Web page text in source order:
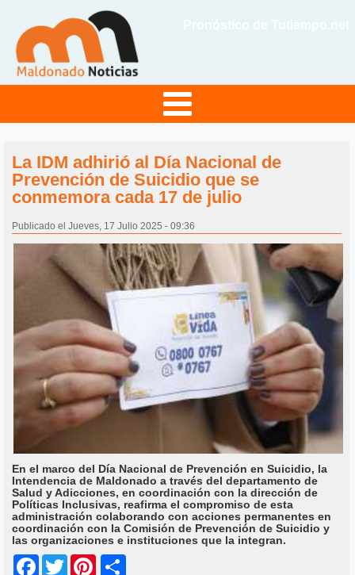
La IDM adhirió al Día Nacional de
Prevención de Suicidio que se
conmemora cada 17 de julio
Publicado el Jueves, 17 Julio 2025 - 09:36
En el marco del Día Nacional de Prevención en Suicidio, la
Intendencia de Maldonado a través del departamento de
Salud y Adicciones, en coordinación con la dirección de
Políticas Inclusivas, reafirma el compromiso de esta
administración colaborando con acciones permanentes en
coordinación con la Comisión de Prevención de Suicidio y
las organizaciones e instituciones que la integran.
Facebook
Twitter Pinterest